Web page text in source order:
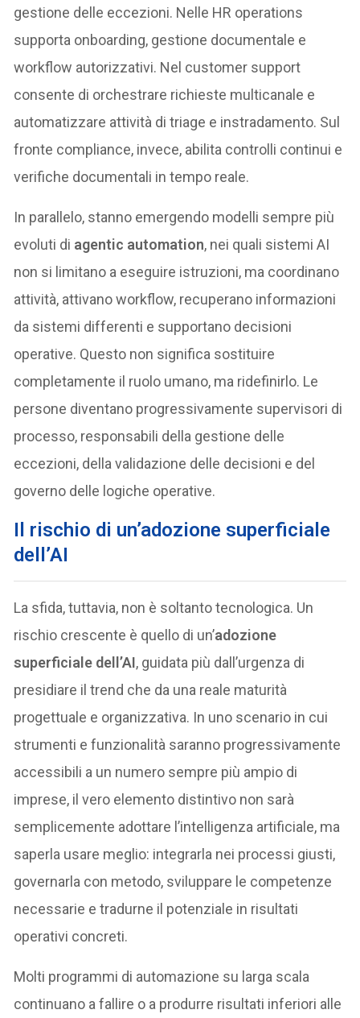
gestione delle eccezioni. Nelle HR operations
supporta onboarding, gestione documentale e
workflow autorizzativi. Nel customer support
consente di orchestrare richieste multicanale e
automatizzare attività di triage e instradamento. Sul
fronte compliance, invece, abilita controlli continui e
verifiche documentali in tempo reale.
In parallelo, stanno emergendo modelli sempre più
evoluti di agentic automation, nei quali sistemi AI
non si limitano a eseguire istruzioni, ma coordinano
attività, attivano workflow, recuperano informazioni
da sistemi differenti e supportano decisioni
operative. Questo non significa sostituire
completamente il ruolo umano, ma ridefinirlo. Le
persone diventano progressivamente supervisori di
processo, responsabili della gestione delle
eccezioni, della validazione delle decisioni e del
governo delle logiche operative.
Il rischio di un’adozione superficiale
dell’AI
La sfida, tuttavia, non è soltanto tecnologica. Un
rischio crescente è quello di un’adozione
superficiale dell’AI, guidata più dall’urgenza di
presidiare il trend che da una reale maturità
progettuale e organizzativa. In uno scenario in cui
strumenti e funzionalità saranno progressivamente
accessibili a un numero sempre più ampio di
imprese, il vero elemento distintivo non sarà
semplicemente adottare l’intelligenza artificiale, ma
saperla usare meglio: integrarla nei processi giusti,
governarla con metodo, sviluppare le competenze
necessarie e tradurne il potenziale in risultati
operativi concreti.
Molti programmi di automazione su larga scala
continuano a fallire o a produrre risultati inferiori alle